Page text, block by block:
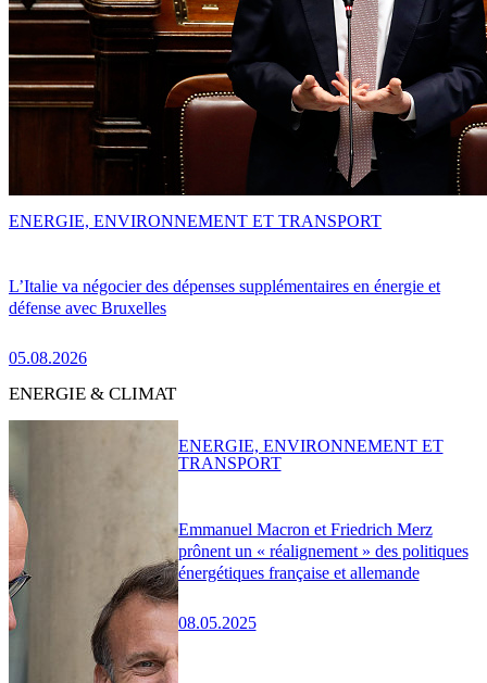
L’Italie va négocier des dépenses supplémentaires en énergie et
défense avec Bruxelles
05.08.2026
ENERGIE, ENVIRONNEMENT ET TRANSPORT
ENERGIE & CLIMAT
Emmanuel Macron et Friedrich Merz
prônent un « réalignement » des politiques
énergétiques française et allemande
08.05.2025
ENERGIE, ENVIRONNEMENT ET
TRANSPORT